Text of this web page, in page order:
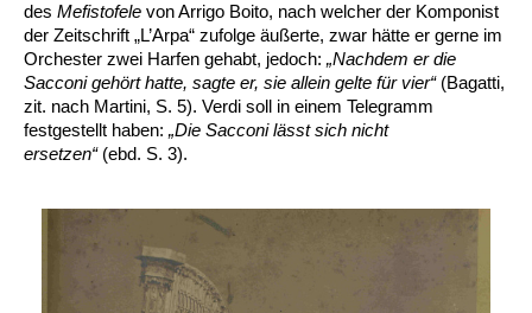
des Mefistofele von Arrigo Boito, nach welcher der Komponist
der Zeitschrift „L’Arpa“ zufolge äußerte, zwar hätte er gerne im
Orchester zwei Harfen gehabt, jedoch: „Nachdem er die
Sacconi gehört hatte, sagte er, sie allein gelte für vier“ (Bagatti,
zit. nach Martini, S. 5). Verdi soll in einem Telegramm
festgestellt haben: „Die Sacconi lässt sich nicht
ersetzen“(ebd. S. 3).